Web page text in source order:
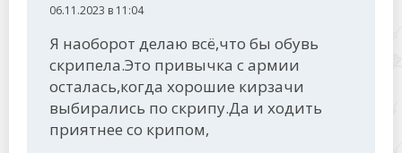
06.11.2023 в 11:04
Я наоборот делаю всё,что бы обувь
скрипела.Это привычка с армии
осталась,когда хорошие кирзачи
выбирались по скрипу.Да и ходить
приятнее со крипом,